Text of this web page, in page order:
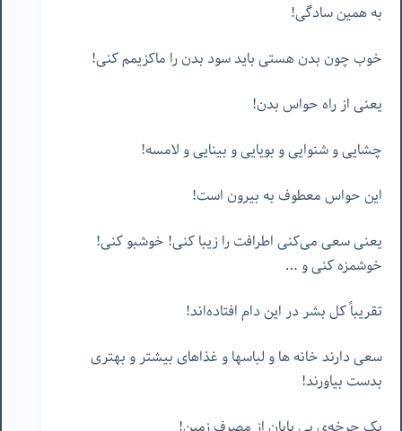
به همین سادگی!
خوب چون بدن هستی باید سود بدن را ماکزیمم کنی!
یعنی از راه حواس بدن!
چشایی و شنوایی و بویایی و بینایی و لامسه!
این حواس معطوف به بیرون است!
یعنی سعی می‌کنی اطرافت را زیبا کنی! خوشبو کنی!
خوشمزه کنی و …
تقریباً کل بشر در این دام افتاده‌اند!
سعی دارند خانه ها و لباسها و غذاهای بیشتر و بهتری
بدست بیاورند!